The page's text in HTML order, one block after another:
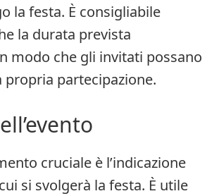
la festa. È consigliabile
la durata prevista
modo che gli invitati possano
propria partecipazione.
cruciale è l’indicazione
si svolgerà la festa. È utile